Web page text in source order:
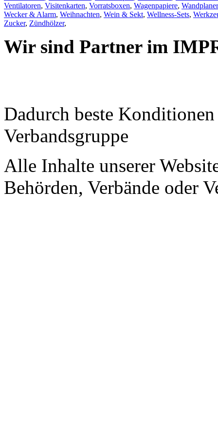
Ventilatoren, Visitenkarten, Vorratsboxen, Wagenpapiere, Wandplaner
Wecker & Alarm, Weihnachten, Wein & Sekt, Wellness-Sets,
Zucker, Zündhölzer,
Wir sind Partner im
Dadurch beste
Verbandsgruppe
Alle Inhalte unserer
Behörden, Verbände oder